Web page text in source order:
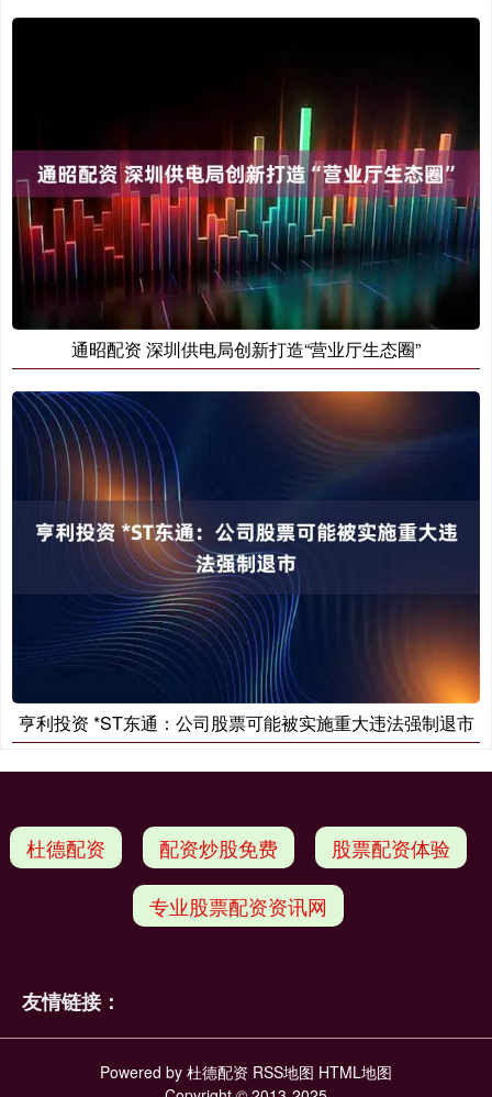
通昭配资 深圳供电局创新打造“营业厅生态圈”
亨利投资 *ST东通：公司股票可能被实施重大违法强制退市
杜德配资 配资炒股免费 股票配资体验
专业股票配资资讯网
友情链接：
Powered by 杜德配资 RSS地图 HTML地图